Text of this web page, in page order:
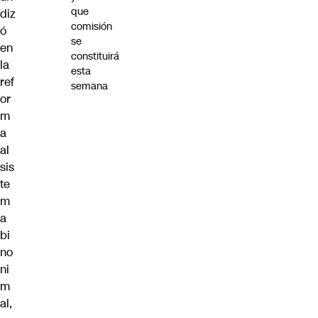
diz
ó
en
la
ref
or
m
a
al
sis
te
m
a
bi
no
ni
m
al,
que
comisión
se
constituirá
esta
semana